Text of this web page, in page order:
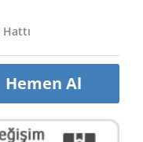
Hemen Al